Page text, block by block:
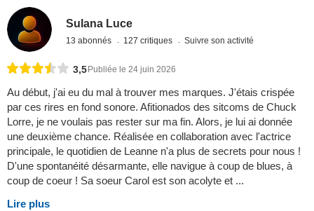
Sulana Luce
13 abonnés 127 critiques Suivre son activité
3,5 Publiée le 24 juin 2026
Au début, j'ai eu du mal à trouver mes marques. J'étais crispée
par ces rires en fond sonore. Afitionados des sitcoms de Chuck
Lorre, je ne voulais pas rester sur ma fin. Alors, je lui ai donnée
une deuxième chance. Réalisée en collaboration avec l'actrice
principale, le quotidien de Leanne n'a plus de secrets pour nous !
D'une spontanéité désarmante, elle navigue à coup de blues, à
coup de coeur ! Sa soeur Carol est son acolyte et ...
Lire plus